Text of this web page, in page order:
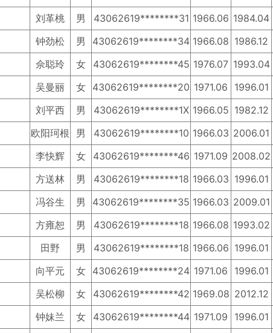
刘革桃 男 43062619********31 1966.06 1984.04
钟劲松 男 43062619********34 1966.08 1986.12
佘聪玲 女 43062619********45 1976.07 1993.04
吴曼丽 女 43062619********20 1971.06 1996.01
刘平西 男 43062619********1X 1966.05 1982.12
欧阳珂根 男 43062619********10 1966.03 2006.01
李快辉 女 43062619********46 1971.09 2008.02
方送林 男 43062619********18 1966.03 1996.01
冯谷生 男 43062619********35 1966.03 2009.01
方雍恕 男 43062619********18 1966.08 1993.02
田野 男 43062619********18 1966.06 1996.01
向平元 女 43062619********24 1971.06 1996.01
吴松柳 女 43062619********42 1969.08 2012.12
钟妹兰 女 43062619********44 1971.09 1996.01